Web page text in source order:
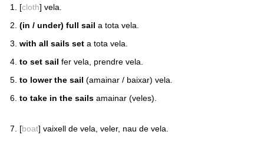
[cloth] vela.
(in / under) full sail a tota vela.
with all sails set a tota vela.
to set sail fer vela, prendre vela.
to lower the sail (amainar / baixar) vela.
to take in the sails amainar (veles).
[boat] vaixell de vela, veler, nau de vela.